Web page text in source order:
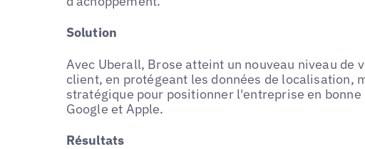
Solution
Avec Uberall, Brose atteint un nouveau niveau
client, en protégeant les données de localisation,
stratégique pour positionner l'entreprise en
Google et Apple.
Résultats